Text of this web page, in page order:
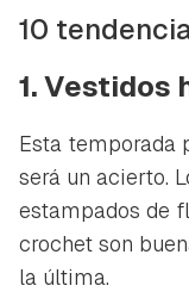
10
1. Vestidos
Esta temporada
será un acierto.
estampados de
crochet son
la última.